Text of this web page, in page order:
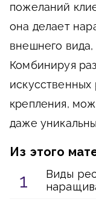
пожеланий
она делает
внешнего
Комбинируя
крепления,
даже
Из этого
Виды